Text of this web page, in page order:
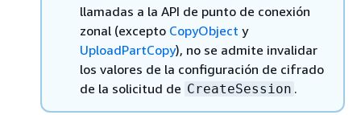
llamadas a la API de punto de conexión
zonal (excepto CopyObject y
UploadPartCopy), no se admite invalidar
los valores de la configuración de cifrado
de la solicitud de CreateSession .